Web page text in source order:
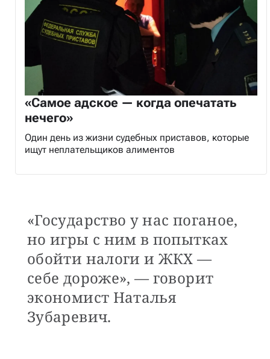
«Самое адское — когда опечатать
нечего»
Один день из жизни судебных приставов, которые
ищут неплательщиков алиментов
«Государство у нас поганое,
но игры с ним в попытках
обойти налоги и ЖКХ —
себе дороже», — говорит
экономист Наталья
Зубаревич.